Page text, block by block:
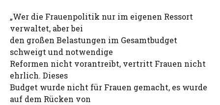
„Wer die Frauenpolitik nur im eigenen Ressort
verwaltet, aber bei
den großen Belastungen im Gesamtbudget
schweigt und notwendige
Reformen nicht vorantreibt, vertritt Frauen nicht
ehrlich. Dieses
Budget wurde nicht für Frauen gemacht, es wurde
auf dem Rücken von